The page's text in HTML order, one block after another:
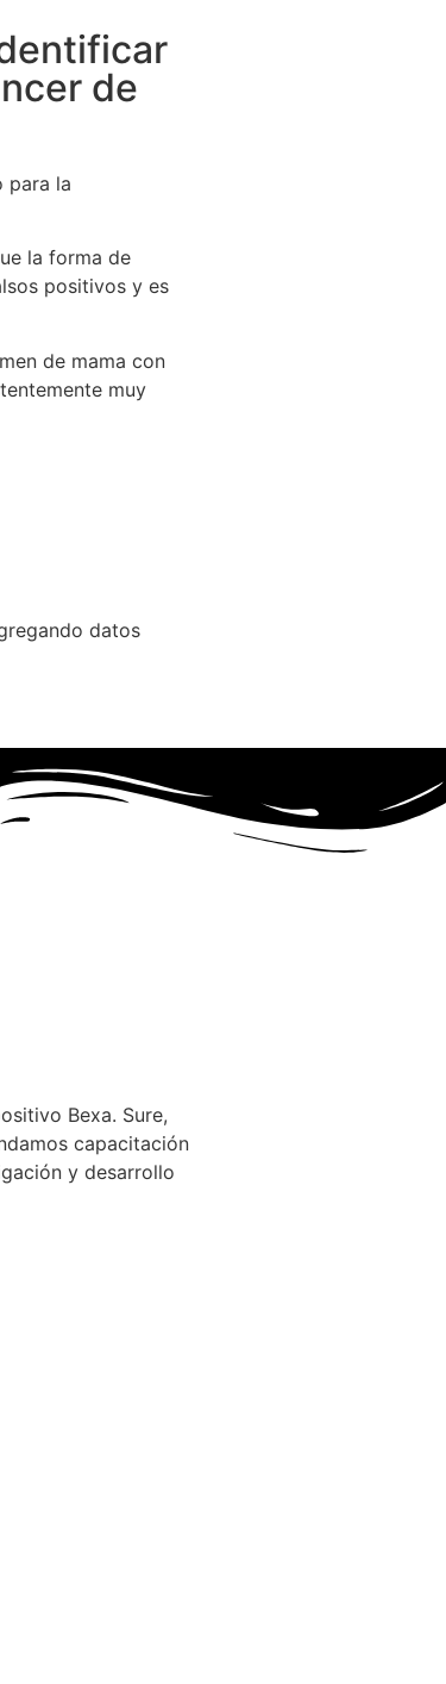
de
para la
la forma de
positivos y es
de mama con
muy
datos
Bexa. Sure,
capacitación
y desarrollo